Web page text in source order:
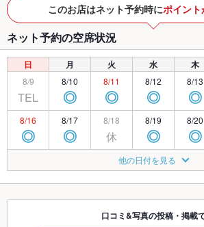
このお店はネット予約時にポイン
ネット予約の空席状況
日 月 火 水 木
8/9
TEL
8/10
◎
8/11
◎
8/12
◎
8/13
◎
8/16
◎
8/17
◎
8/18
休
8/19
◎
8/20
◎
◎ ◎
8/25
休
8/26
◎
8/27
◎
8/30 8/31 9/1
休
9/2
◎
9/3
◎
他の日付を見る
口コミ&写真の投稿・掲載